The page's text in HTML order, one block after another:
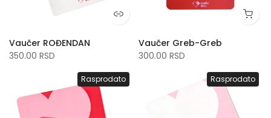
Vaučer ROĐENDAN
350.00 RSD
Vaučer Greb-Greb
300.00 RSD
Rasprodato Rasprodato